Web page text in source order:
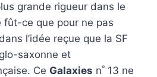
grande rigueur dans le
fût-ce que pour ne pas
l’idée reçue que la SF
saxonne et
Ce Galaxies n˚ 13 ne